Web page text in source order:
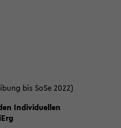
bis SoSe 2022)
Individuellen